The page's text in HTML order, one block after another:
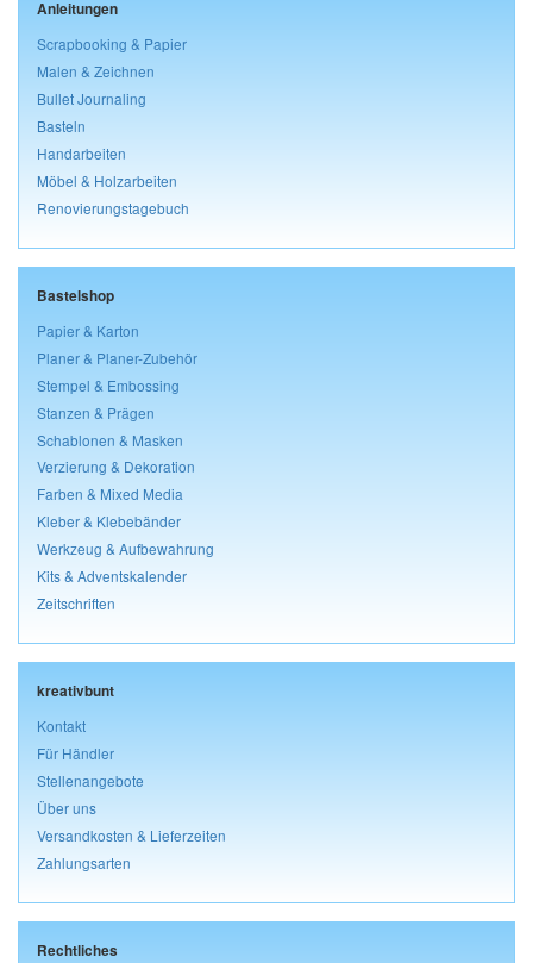
Anleitungen
Scrapbooking & Papier
Malen & Zeichnen
Bullet Journaling
Basteln
Handarbeiten
Möbel & Holzarbeiten
Renovierungstagebuch
Bastelshop
Papier & Karton
Planer & Planer-Zubehör
Stempel & Embossing
Stanzen & Prägen
Schablonen & Masken
Verzierung & Dekoration
Farben & Mixed Media
Kleber & Klebebänder
Werkzeug & Aufbewahrung
Kits & Adventskalender
Zeitschriften
kreativbunt
Kontakt
Für Händler
Stellenangebote
Über uns
Versandkosten & Lieferzeiten
Zahlungsarten
Rechtliches